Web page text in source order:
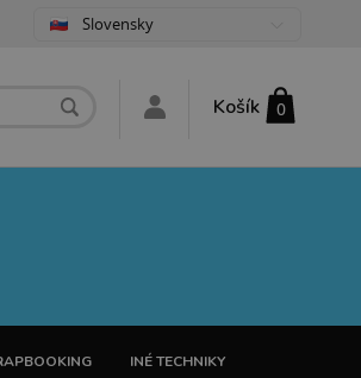
Slovensky
Košík 0
INÉ TECHNIKY